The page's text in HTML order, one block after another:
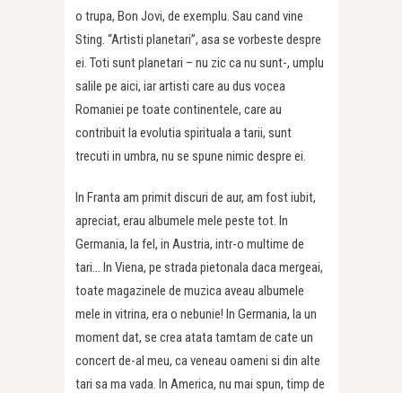
o trupa, Bon Jovi, de exemplu. Sau cand vine
Sting. “Artisti planetari”, asa se vorbeste despre
ei. Toti sunt planetari – nu zic ca nu sunt-, umplu
salile pe aici, iar artisti care au dus vocea
Romaniei pe toate continentele, care au
contribuit la evolutia spirituala a tarii, sunt
trecuti in umbra, nu se spune nimic despre ei.
In Franta am primit discuri de aur, am fost iubit,
apreciat, erau albumele mele peste tot. In
Germania, la fel, in Austria, intr-o multime de
tari… In Viena, pe strada pietonala daca mergeai,
toate magazinele de muzica aveau albumele
mele in vitrina, era o nebunie! In Germania, la un
moment dat, se crea atata tamtam de cate un
concert de-al meu, ca veneau oameni si din alte
tari sa ma vada. In America, nu mai spun, timp de